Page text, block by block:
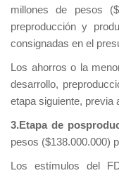
millones de pesos
preproducción y
consignadas en el
Los ahorros o la
desarrollo,
etapa siguiente, previa
3.Etapa de
pesos ($138.000.000)
Los estímulos del